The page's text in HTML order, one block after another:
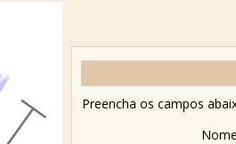
Preencha os campos